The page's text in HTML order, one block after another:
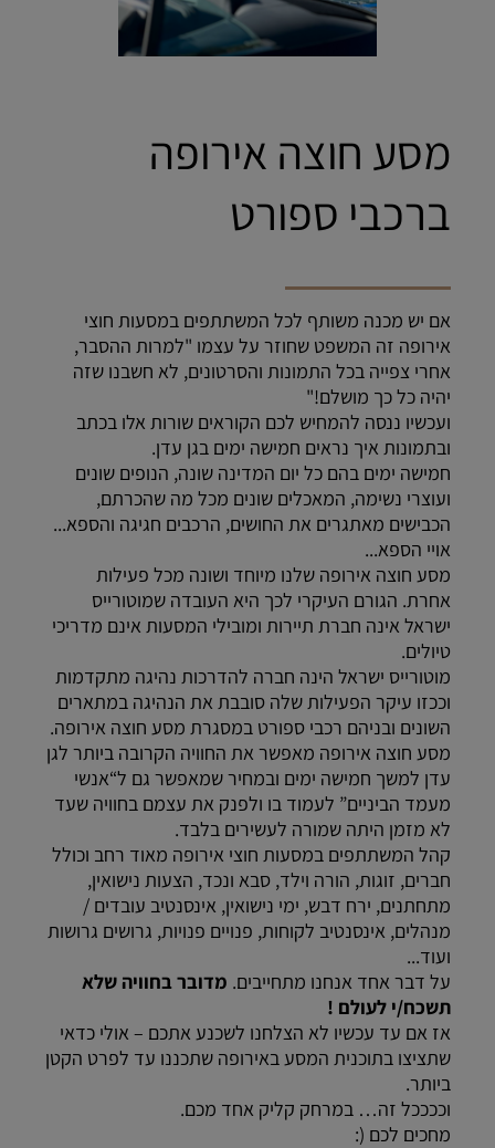
מסע חוצה אירופה
ברכבי ספורט
אם יש מכנה משותף לכל המשתתפים במסעות חוצי
אירופה זה המשפט שחוזר על עצמו "למרות ההסבר,
אחרי צפייה בכל התמונות והסרטונים, לא חשבנו שזה
יהיה כל כך מושלם!"
ועכשיו ננסה להמחיש לכם הקוראים שורות אלו בכתב
ובתמונות איך נראים חמישה ימים בגן עדן.
חמישה ימים בהם כל יום המדינה שונה, הנופים שונים
ועוצרי נשימה, המאכלים שונים מכל מה שהכרתם,
הכבישים מאתגרים את החושים, הרכבים חגיגה והספא...
אויי הספא...
מסע חוצה אירופה שלנו מיוחד ושונה מכל פעילות
אחרת. הגורם העיקרי לכך היא העובדה שמוטורייס
ישראל אינה חברת תיירות ומובילי המסעות אינם מדריכי
טיולים.
מוטורייס ישראל הינה חברה להדרכות נהיגה מתקדמות
וככזו עיקר הפעילות שלה סובבת את הנהיגה במתארים
השונים ובניהם רכבי ספורט במסגרת מסע חוצה אירופה.
מסע חוצה אירופה מאפשר את החוויה הקרובה ביותר לגן
עדן למשך חמישה ימים ובמחיר שמאפשר גם ל“אנשי
מעמד הביניים” לעמוד בו ולפנק את עצמם בחוויה שעד
לא מזמן היתה שמורה לעשירים בלבד.
קהל המשתתפים במסעות חוצי אירופה מאוד רחב וכולל
חברים, זוגות, הורה וילד, סבא ונכד, הצעות נישואין,
מתחתנים, ירח דבש, ימי נישואין, אינסנטיב עובדים /
מנהלים, אינסנטיב לקוחות, פנויים פנויות, גרושים גרושות
ועוד...
על דבר אחד אנחנו מתחייבים. מדובר בחוויה שלא
תשכח/י לעולם !
אז אם עד עכשיו לא הצלחנו לשכנע אתכם – אולי כדאי
שתציצו בתוכנית המסע באירופה שתכננו עד לפרט הקטן
ביותר.
וככככל זה… במרחק קליק אחד מכם.
מחכים לכם (: